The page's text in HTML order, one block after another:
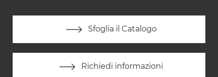
Sfoglia il Catalogo
Richiedi informazioni